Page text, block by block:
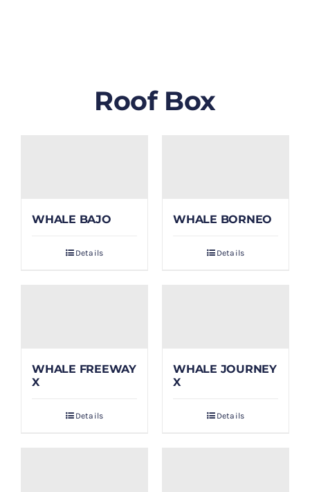
PAYMENT
Roof Box
WHALE BAJO
Details
WHALE BORNEO
Details
WHALE FREEWAY
X
Details
WHALE JOURNEY
X
Details